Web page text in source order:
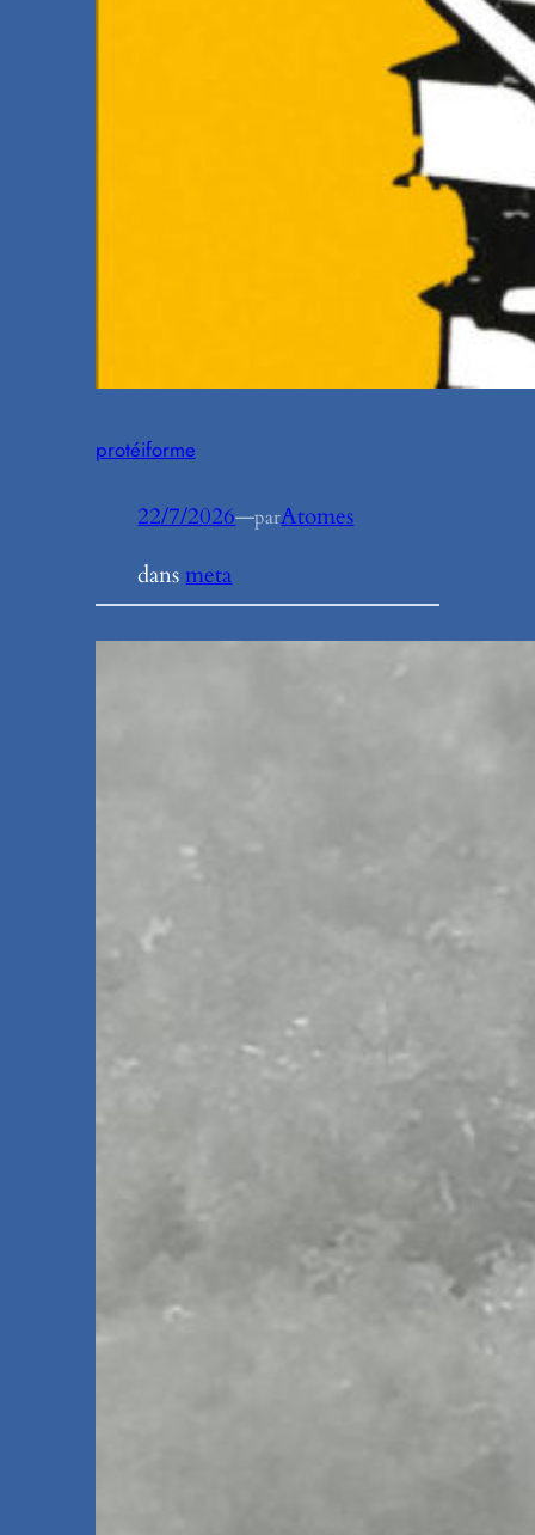
protéiforme
22/7/2026—parAtomes
dans meta